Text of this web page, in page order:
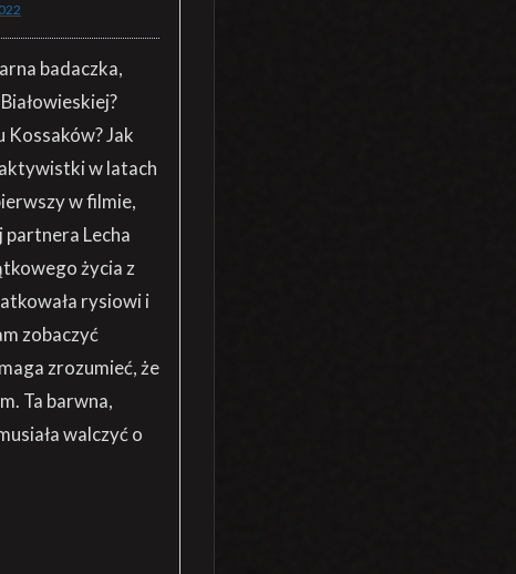
badaczka,
Kossaków? Jak
w latach
w filmie,
partnera Lecha
życia z
rysiowi i
zobaczyć
zrozumieć, że
Ta barwna,
walczyć o